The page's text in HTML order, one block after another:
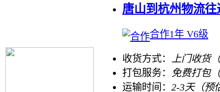
唐山到杭州物流
合作1年 V6级
收货方式：
上门收货
打包服务：
免费打包
运输时间： 2-3天（预